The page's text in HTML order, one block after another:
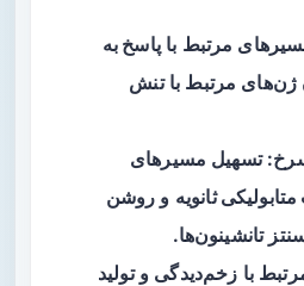
مرتبط باپاسخ به
ژن‌های مرتبط با تنش
تسهیل مسیرهای
ثانویه و روشن
تانشینون‌ها.
با زخم‌دیدگی و تولید